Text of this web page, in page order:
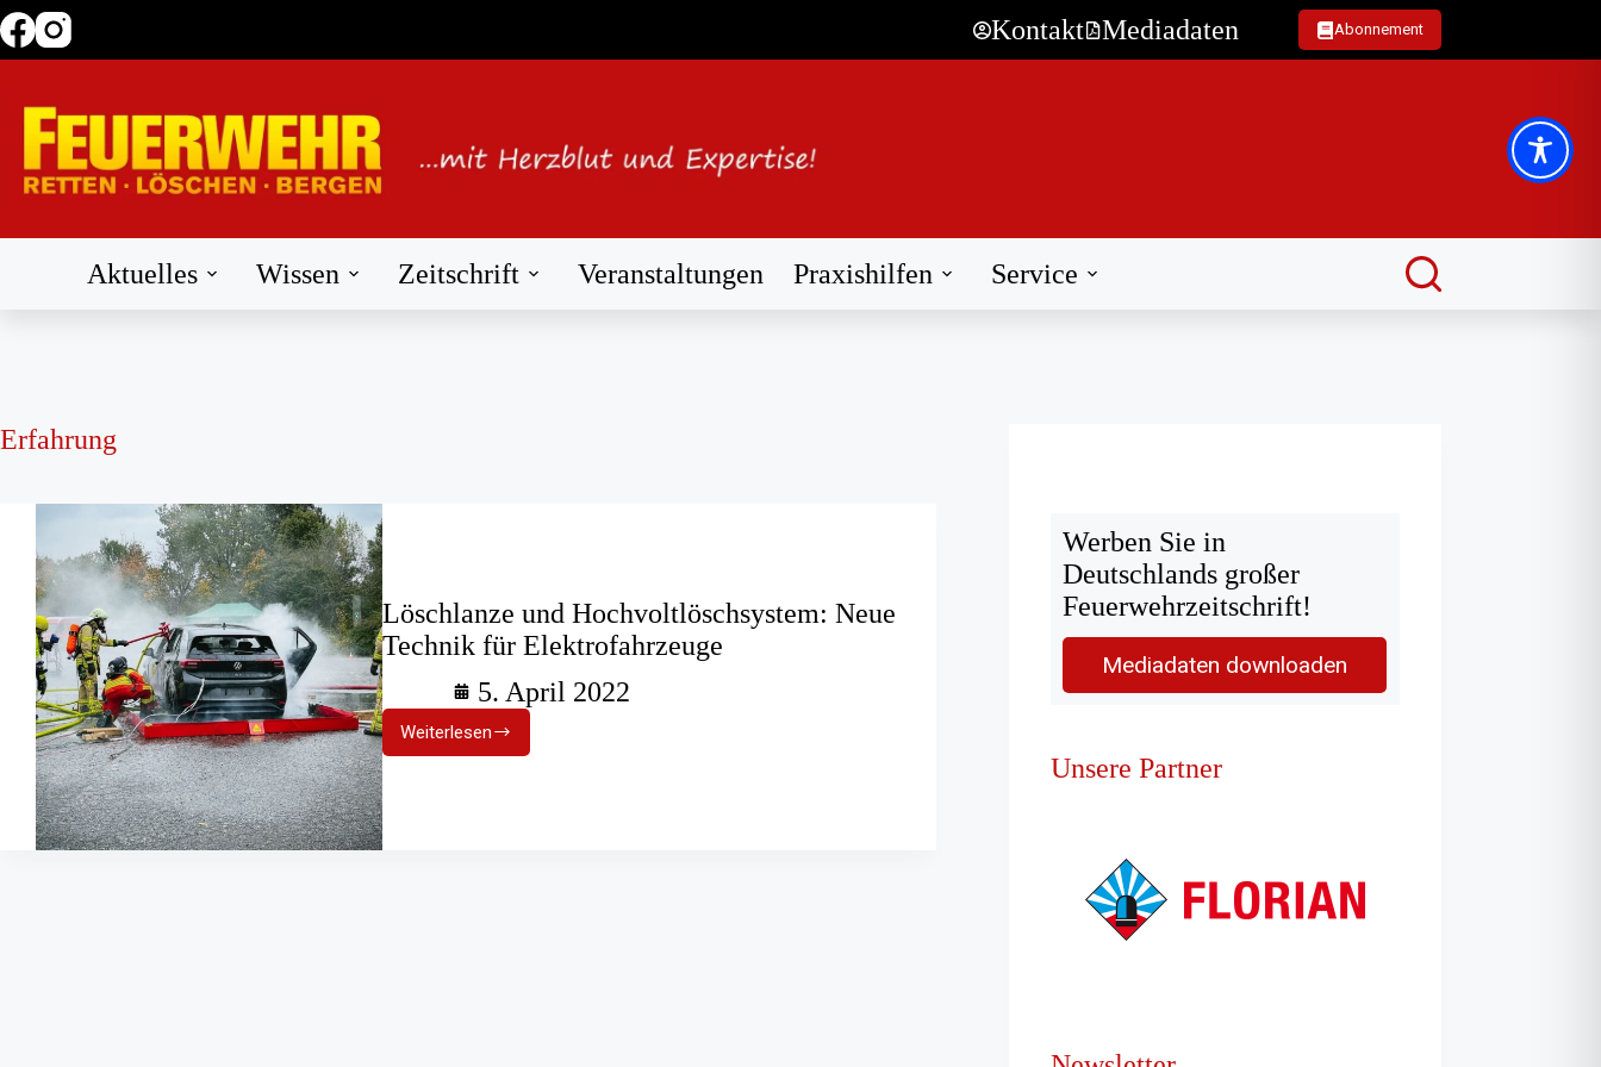
Zum
Inhalt
Kontakt Mediadaten Abonnement
Aktuelles Wissen Zeitschrift Veranstaltungen Praxishilfen Service
Erfahrung
Löschlanze und Hochvoltlöschsystem: Neue
Technik für Elektrofahrzeuge
5. April 2022
WeiterlesenLöschlanze
und
Werben Sie in
Deutschlands großer
Feuerwehrzeitschrift!
Mediadaten downloaden
Unsere Partner